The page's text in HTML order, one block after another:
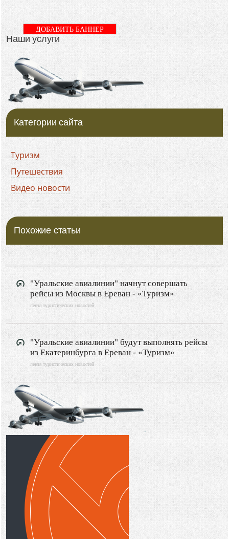
Наши услуги
ДОБАВИТЬ БАННЕР
Категории сайта
Туризм
Путешествия
Видео новости
Похожие статьи
"Уральские авиалинии" начнут совершать
рейсы из Москвы в Ереван - «Туризм»
лента туристических новостей
"Уральские авиалинии" будут выполнять рейсы
из Екатеринбурга в Ереван - «Туризм»
лента туристических новостей